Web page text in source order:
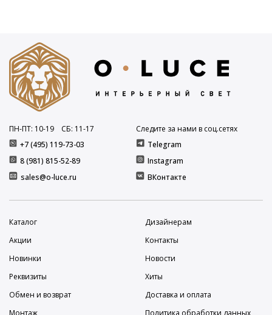
+7 (495) 119-73-03
8 (981) 815-52-89
ПН-ПТ: 10-19 СБ: 11-17
sales@o-luce.ru
Следите за нами в соц.сетях
Telegram
Instagram
ВКонтакте
Каталог
Дизайнерам
Акции
Контакты
Новинки
Новости
Реквизиты
Хиты
Обмен и возврат
Доставка и оплата
Монтаж
Политика обработки данных